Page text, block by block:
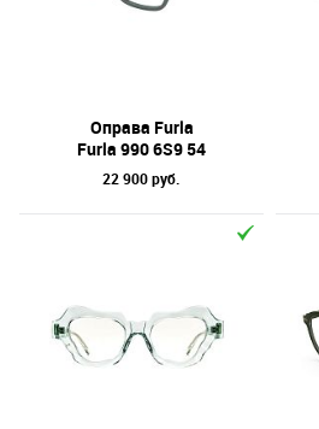
Оправа Furla
Furla 990 6S9 54
22 900 руб.